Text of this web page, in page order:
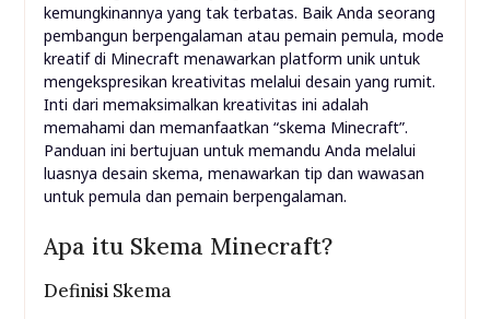
kemungkinannya yang tak terbatas. Baik Anda seorang
pembangun berpengalaman atau pemain pemula, mode
kreatif di Minecraft menawarkan platform unik untuk
mengekspresikan kreativitas melalui desain yang rumit.
Inti dari memaksimalkan kreativitas ini adalah
memahami dan memanfaatkan “skema Minecraft”.
Panduan ini bertujuan untuk memandu Anda melalui
luasnya desain skema, menawarkan tip dan wawasan
untuk pemula dan pemain berpengalaman.
Apa itu Skema Minecraft?
Definisi Skema